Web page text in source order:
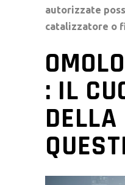
autorizzate
catalizzatore o
: IL
DELLA